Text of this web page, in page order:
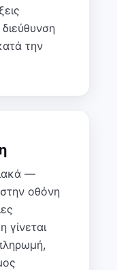
την
—
οθόνη
γίνεται